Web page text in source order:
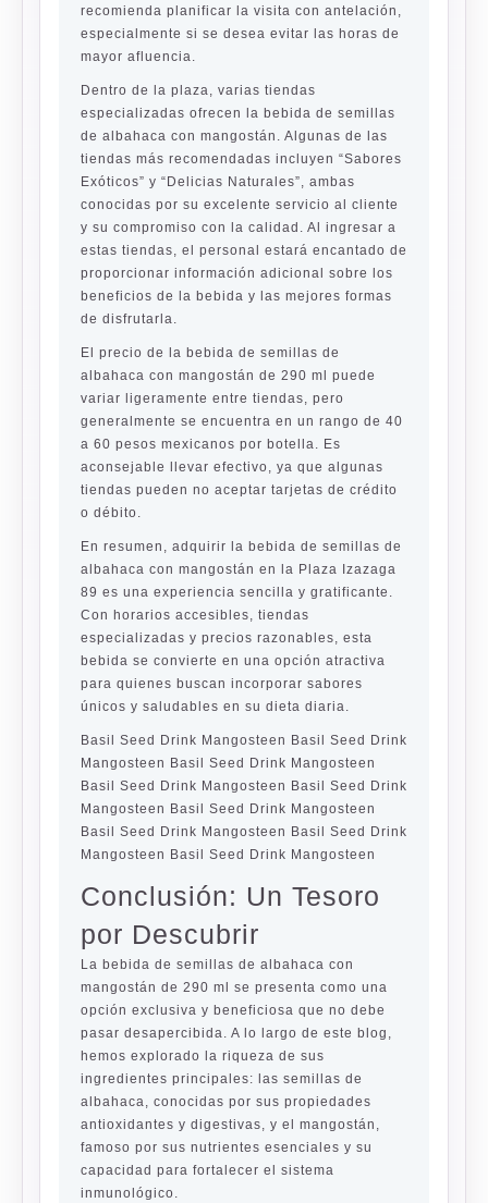
recomienda planificar la visita con antelación,
especialmente si se desea evitar las horas de
mayor afluencia.
Dentro de la plaza, varias tiendas
especializadas ofrecen la bebida de semillas
de albahaca con mangostán. Algunas de las
tiendas más recomendadas incluyen “Sabores
Exóticos” y “Delicias Naturales”, ambas
conocidas por su excelente servicio al cliente
y su compromiso con la calidad. Al ingresar a
estas tiendas, el personal estará encantado de
proporcionar información adicional sobre los
beneficios de la bebida y las mejores formas
de disfrutarla.
El precio de la bebida de semillas de
albahaca con mangostán de 290 ml puede
variar ligeramente entre tiendas, pero
generalmente se encuentra en un rango de 40
a 60 pesos mexicanos por botella. Es
aconsejable llevar efectivo, ya que algunas
tiendas pueden no aceptar tarjetas de crédito
o débito.
En resumen, adquirir la bebida de semillas de
albahaca con mangostán en la Plaza Izazaga
89 es una experiencia sencilla y gratificante.
Con horarios accesibles, tiendas
especializadas y precios razonables, esta
bebida se convierte en una opción atractiva
para quienes buscan incorporar sabores
únicos y saludables en su dieta diaria.
Basil Seed Drink Mangosteen Basil Seed Drink
Mangosteen Basil Seed Drink Mangosteen
Basil Seed Drink Mangosteen Basil Seed Drink
Mangosteen Basil Seed Drink Mangosteen
Basil Seed Drink Mangosteen Basil Seed Drink
Mangosteen Basil Seed Drink Mangosteen
Conclusión: Un Tesoro
por Descubrir
La bebida de semillas de albahaca con
mangostán de 290 ml se presenta como una
opción exclusiva y beneficiosa que no debe
pasar desapercibida. A lo largo de este blog,
hemos explorado la riqueza de sus
ingredientes principales: las semillas de
albahaca, conocidas por sus propiedades
antioxidantes y digestivas, y el mangostán,
famoso por sus nutrientes esenciales y su
capacidad para fortalecer el sistema
inmunológico.